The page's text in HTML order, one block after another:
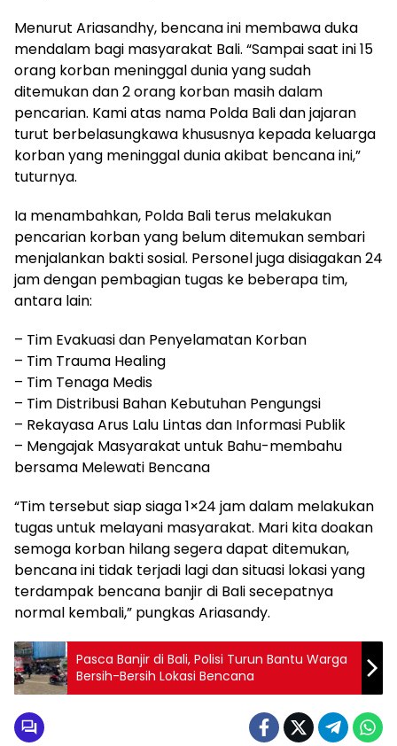
Menurut Ariasandhy, bencana ini membawa duka
mendalam bagi masyarakat Bali. “Sampai saat ini 15
orang korban meninggal dunia yang sudah
ditemukan dan 2 orang korban masih dalam
pencarian. Kami atas nama Polda Bali dan jajaran
turut berbelasungkawa khususnya kepada keluarga
korban yang meninggal dunia akibat bencana ini,”
tuturnya.
Ia menambahkan, Polda Bali terus melakukan
pencarian korban yang belum ditemukan sembari
menjalankan bakti sosial. Personel juga disiagakan 24
jam dengan pembagian tugas ke beberapa tim,
antara lain:
– Tim Evakuasi dan Penyelamatan Korban
– Tim Trauma Healing
– Tim Tenaga Medis
– Tim Distribusi Bahan Kebutuhan Pengungsi
– Rekayasa Arus Lalu Lintas dan Informasi Publik
– Mengajak Masyarakat untuk Bahu-membahu
bersama Melewati Bencana
“Tim tersebut siap siaga 1×24 jam dalam melakukan
tugas untuk melayani masyarakat. Mari kita doakan
semoga korban hilang segera dapat ditemukan,
bencana ini tidak terjadi lagi dan situasi lokasi yang
terdampak bencana banjir di Bali secepatnya
normal kembali,” pungkas Ariasandy.
Pasca Banjir di Bali, Polisi Turun Bantu Warga
Bersih-Bersih Lokasi Bencana